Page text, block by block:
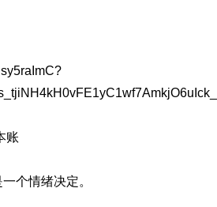
账
个情绪决定。